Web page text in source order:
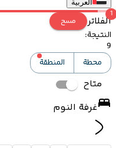
العربية
الفلاتر
1
مسح
النتيجة:
9
محطة
المنطقة
متاح
غرفة النوم